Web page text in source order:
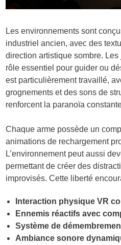
Les environnements sont
industriel ancien, avec des
direction artistique sombre.
rôle essentiel pour guider ou
est particulièrement travaillé,
grognements et des sons de
renforcent la paranoïa
Chaque arme possède un
animations de rechargement
L’environnement peut aussi
permettant de créer des
improvisés. Cette liberté
Interaction physique VR
Ennemis réactifs avec
Système de
Ambiance sonore